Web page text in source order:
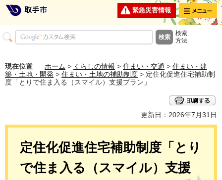
緊急災害情報 メニュー
検索
方法
現在位置 ホーム > くらしの情報 > 住まい・交通 > 住まい・建
築・土地・開発 > 住まい・土地の補助制度 > 定住化促進住宅補助制
度「とりで住ま入る（スマイル）支援プラン」
更新日：2026年7月31日
定住化促進住宅補助制度「とり
で住ま入る（スマイル）支援